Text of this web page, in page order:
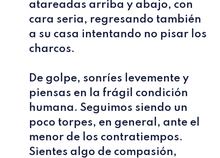
atareadas arriba y abajo, con
cara seria, regresando también
a su casa intentando no pisar los
charcos.
De golpe, sonríes levemente y
piensas en la frágil condición
humana. Seguimos siendo un
poco torpes, en general, ante el
menor de los contratiempos.
Sientes algo de compasión,